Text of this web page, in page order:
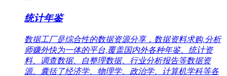
统计年鉴
数据工厂是综合性的数据资源分享，数据资料求购,分析
师赚外快为一体的平台,覆盖国内外各种年鉴、统计资
料、调查数据、自整理数据、行业分析报告等数据资
源。囊括了经济学、物理学、政治学、计算机学科等各